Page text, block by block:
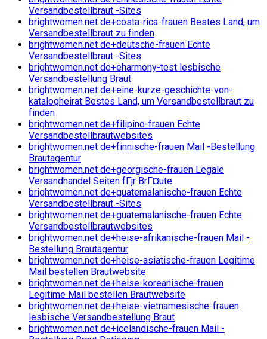
Versandbestellbraut -Sites
brightwomen.net de+costa-rica-frauen Bestes Land, um
Versandbestellbraut zu finden
brightwomen.net de+deutsche-frauen Echte
Versandbestellbraut -Sites
brightwomen.net de+eharmony-test lesbische
Versandbestellung Braut
brightwomen.net de+eine-kurze-geschichte-von-
katalogheirat Bestes Land, um Versandbestellbraut zu
finden
brightwomen.net de+filipino-frauen Echte
Versandbestellbrautwebsites
brightwomen.net de+finnische-frauen Mail -Bestellung
Brautagentur
brightwomen.net de+georgische-frauen Legale
Versandhandel Seiten fГјr BrГ¤ute
brightwomen.net de+guatemalanische-frauen Echte
Versandbestellbraut -Sites
brightwomen.net de+guatemalanische-frauen Echte
Versandbestellbrautwebsites
brightwomen.net de+heise-afrikanische-frauen Mail -
Bestellung Brautagentur
brightwomen.net de+heise-asiatische-frauen Legitime
Mail bestellen Brautwebsite
brightwomen.net de+heise-koreanische-frauen
Legitime Mail bestellen Brautwebsite
brightwomen.net de+heise-vietnamesische-frauen
lesbische Versandbestellung Braut
brightwomen.net de+icelandische-frauen Mail -